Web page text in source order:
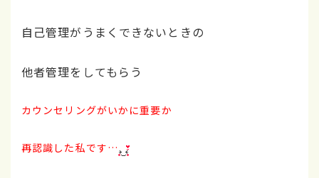
自己管理がうまくできないときの
他者管理をしてもらう
カウンセリングがいかに重要か
再認識した私です…